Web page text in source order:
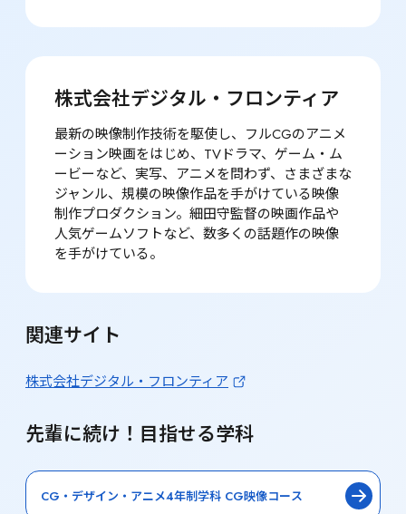
株式会社デジタル・フロンティア
最新の映像制作技術を駆使し、フルCGのアニメ
ーション映画をはじめ、TVドラマ、ゲーム・ム
ービーなど、実写、アニメを問わず、さまざまな
ジャンル、規模の映像作品を手がけている映像
制作プロダクション。細田守監督の映画作品や
人気ゲームソフトなど、数多くの話題作の映像
を手がけている。
関連サイト
株式会社デジタル・フロンティア
先輩に続け！目指せる学科
CG・デザイン・アニメ4年制学科 CG映像コース